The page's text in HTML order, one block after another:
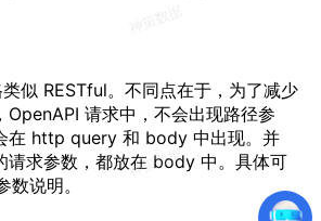
似 RESTful。不同点在于，为了减少
OpenAPI 请求中，不会出现路径参
在 http query 和 body 中出现。并
请求参数，都放在 body 中。具体可
说明。